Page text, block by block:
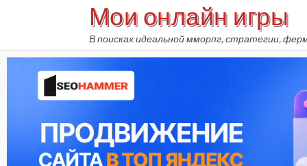
Мои онлайн игры
В поисках идеальной мморпг, стратегии,